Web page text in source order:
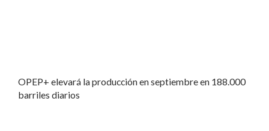
OPEP+ elevará la producción en septiembre en 188.000
barriles diarios